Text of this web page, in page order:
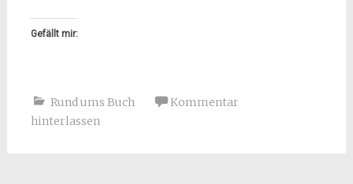
Gefällt mir:
Rund ums Buch
Kommentar
hinterlassen